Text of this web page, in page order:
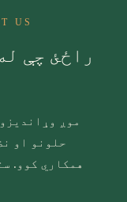
US
راځئ چې
موږ
حلونو او
همکاري کوو.